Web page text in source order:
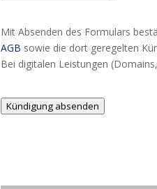
Mit Absenden des Formulars
AGB sowie die dort geregelten
Bei digitalen Leistungen
Kündigung absenden